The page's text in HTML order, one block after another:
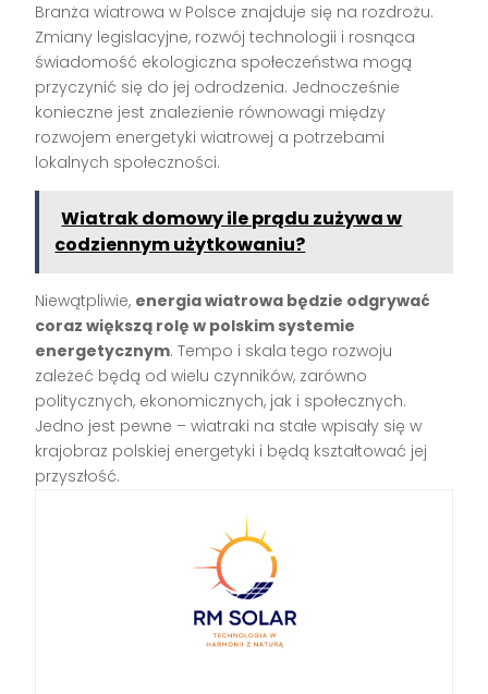
Branża wiatrowa w Polsce znajduje się na rozdrożu.
Zmiany legislacyjne, rozwój technologii i rosnąca
świadomość ekologiczna społeczeństwa mogą
przyczynić się do jej odrodzenia. Jednocześnie
konieczne jest znalezienie równowagi między
rozwojem energetyki wiatrowej a potrzebami
lokalnych społeczności.
Wiatrak domowy ile prądu zużywa w
codziennym użytkowaniu?
Niewątpliwie, energia wiatrowa będzie odgrywać
coraz większą rolę w polskim systemie
energetycznym. Tempo i skala tego rozwoju
zależeć będą od wielu czynników, zarówno
politycznych, ekonomicznych, jak i społecznych.
Jedno jest pewne – wiatraki na stałe wpisały się w
krajobraz polskiej energetyki i będą kształtować jej
przyszłość.